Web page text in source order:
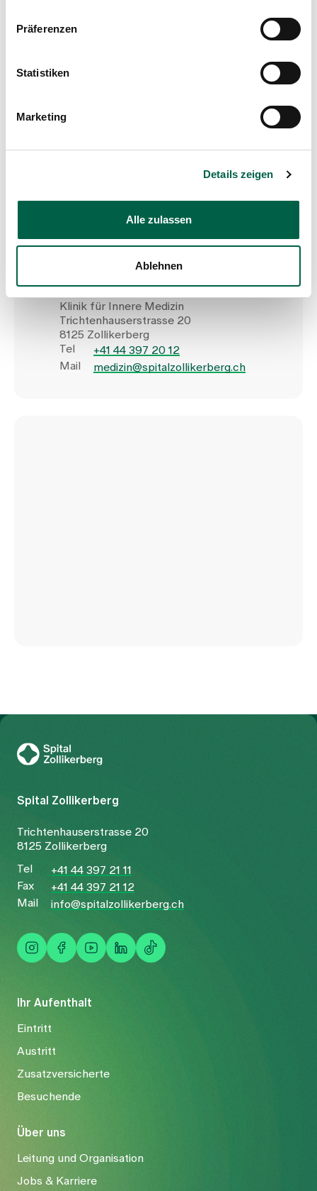
Präferenzen
Statistiken
Marketing
Details zeigen
Alle zulassen
Ablehnen
Spital Zollikerberg
Klinik für Innere Medizin
Trichtenhauserstrasse 20
8125 Zollikerberg
Tel
+41 44 397 20 12
Mail
medizin@spitalzollikerberg.ch
Ihr Aufenthalt
Eintritt
Austritt
Zusatzversicherte
Besuchende
Über uns
Leitung und Organisation
Jobs & Karriere
Spital Zollikerberg
Trichtenhauserstrasse 20
8125 Zollikerberg
Tel
+41 44 397 21 11
Fax
+41 44 397 21 12
Mail
info@spitalzollikerberg.ch